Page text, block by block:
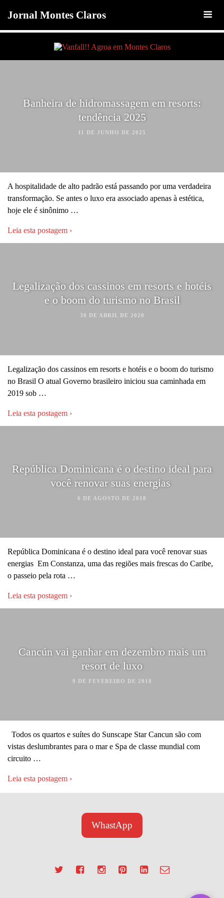
Jornal Montes Claros
Banheira de hidromassagem em resorts:
tendência 2025
11 DE JUNHO DE 2025
A hospitalidade de alto padrão está passando por uma verdadeira
transformação. Se antes o luxo era associado apenas à estética,
hoje ele é sinônimo …
Leia esta postagem ›
Legalização dos cassinos em resorts e hotéis
e o boom do turismo no Brasil
30 DE ABRIL DE 2020
Legalização dos cassinos em resorts e hotéis e o boom do turismo
no Brasil O atual Governo brasileiro iniciou sua caminhada em
2019 sob …
Leia esta postagem ›
República Dominicana é o destino ideal para
você renovar suas energias
6 DE AGOSTO DE 2018
República Dominicana é o destino ideal para você renovar suas
energias Em Constanza, uma das regiões mais frescas do Caribe,
o passeio pela rota …
Leia esta postagem ›
Cancún vai ganhar em dezembro mais um
resort de luxo
9 DE FEVEREIRO DE 2018
Todos os quartos e suítes do Sunscape Star Cancun são com
vistas deslumbrantes para o mar e Spa de classe mundial com
circuito …
Leia esta postagem ›
WhastApp